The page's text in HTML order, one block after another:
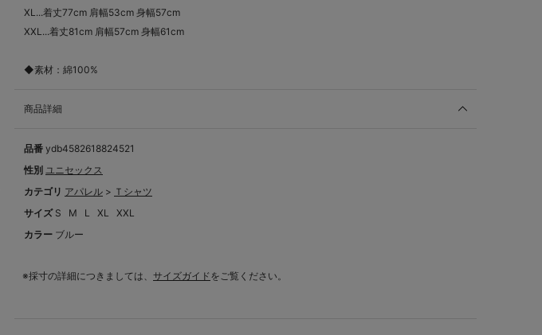
XL...着丈77cm 肩幅53cm 身幅57cm
XXL...着丈81cm 肩幅57cm 身幅61cm
◆素材：綿100%
商品詳細
品番 ydb4582618824521
性別 ユニセックス
カテゴリ アパレル > Ｔシャツ
サイズ S M L XL
XXL
カラー ブルー
※採寸の詳細につきましては、 サイズガイドをご覧ください。